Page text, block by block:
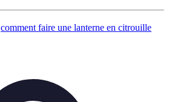
comment faire une lanterne en citrouille